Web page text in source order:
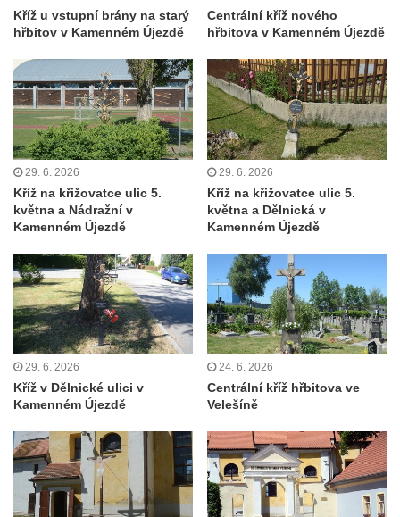
nad Nisou
Rychnově u Jablonce nad Nisou
Kříž u domu čp. 23 v Pulečném
Kříž u rozcestí u domu čp. 53 v Maršovicích
Centrální kříž hřbitova v Krásné u Pěnčína
Boží muka v zámeckém parku Dolního
zámku v Teplicích nad Metují
Kříž na náměstí Aloise Jiráska v Teplicích
nad Metují
Kříž před kostelem Panny Marie Pomocné v
Teplicích nad Metují
Kříž na hřbitově v Teplicích nad Metují
Boží muka nad pramenem U svatého
Antoníčka v Teplicích nad Metují
Polici nad Metují
Pánův kříž v Broumovských stěnách
Machovský kříž v Broumovských stěnách
Kříž u vstupní brány na starý
hřbitov v Kamenném Újezdě
Centrální kříž nového
hřbitova v Kamenném Újezdě
29. 6. 2026
Kříž na křižovatce ulic 5.
května a Nádražní v
Kamenném Újezdě
29. 6. 2026
Kříž na křižovatce ulic 5.
května a Dělnická v
Kamenném Újezdě
29. 6. 2026
Kříž v Dělnické ulici v
Kamenném Újezdě
24. 6. 2026
Centrální kříž hřbitova ve
Velešíně